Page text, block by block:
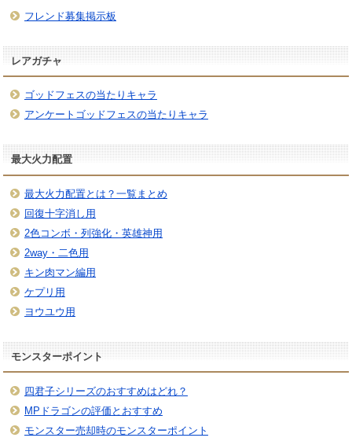
フレンド募集掲示板
レアガチャ
ゴッドフェスの当たりキャラ
アンケートゴッドフェスの当たりキャラ
最大火力配置
最大火力配置とは？一覧まとめ
回復十字消し用
2色コンボ・列強化・英雄神用
2way・二色用
キン肉マン編用
ケプリ用
ヨウユウ用
モンスターポイント
四君子シリーズのおすすめはどれ？
MPドラゴンの評価とおすすめ
モンスター売却時のモンスターポイント